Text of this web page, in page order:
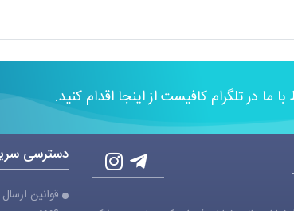
با ما در تلگرام کافیست از اینجا اقدام کنید.
دسترسی
قوانین